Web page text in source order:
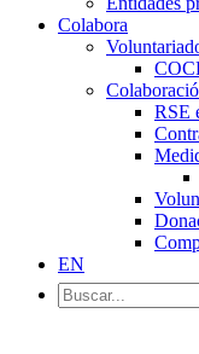
Colabora
RSE
EN